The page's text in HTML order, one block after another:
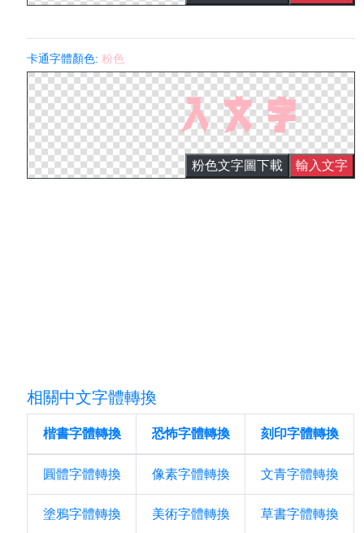
卡通字體顏色: 粉色
粉色文字圖下載 輸入文字
相關中文字體轉換
楷書字體轉換 恐怖字體轉換 刻印字體轉換
圓體字體轉換 像素字體轉換 文青字體轉換
塗鴉字體轉換 美術字體轉換 草書字體轉換